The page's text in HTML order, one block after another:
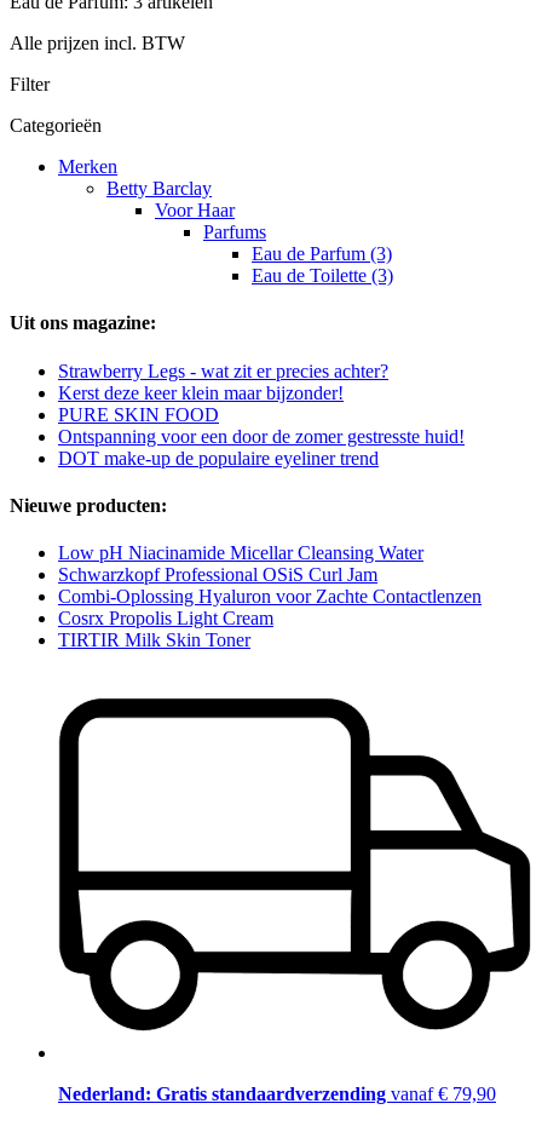
Alle prijzen incl. BTW
Filter
Categorieën
Merken
Betty Barclay
Voor Haar
Parfums
Eau de Parfum (3)
Eau de Toilette (3)
Uit ons magazine:
Strawberry Legs - wat zit er precies achter?
Kerst deze keer klein maar bijzonder!
PURE SKIN FOOD
Ontspanning voor een door de zomer gestresste huid!
DOT make-up de populaire eyeliner trend
Nieuwe producten:
Low pH Niacinamide Micellar Cleansing Water
Schwarzkopf Professional OSiS Curl Jam
Combi-Oplossing Hyaluron voor Zachte Contactlenzen
Cosrx Propolis Light Cream
TIRTIR Milk Skin Toner
Nederland: Gratis standaardverzending vanaf € 79,90